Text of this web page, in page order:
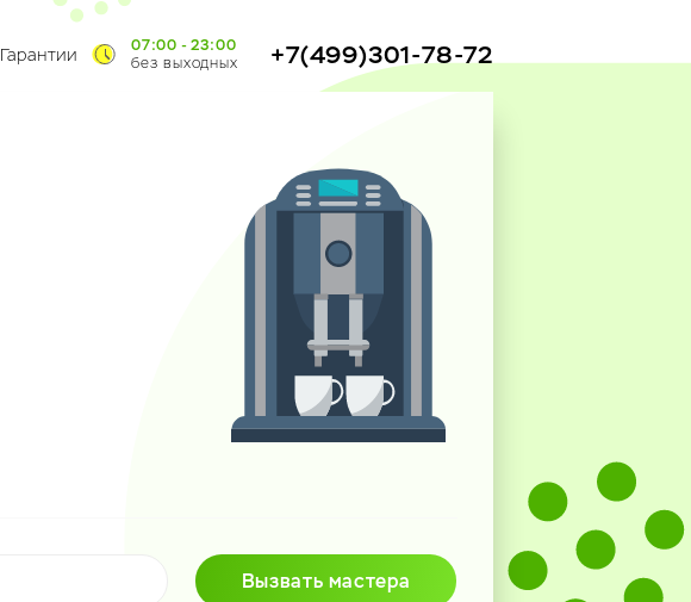
Гарантии
07:00 - 23:00
без выходных
+7(499)301-78-72
Вызвать мастера